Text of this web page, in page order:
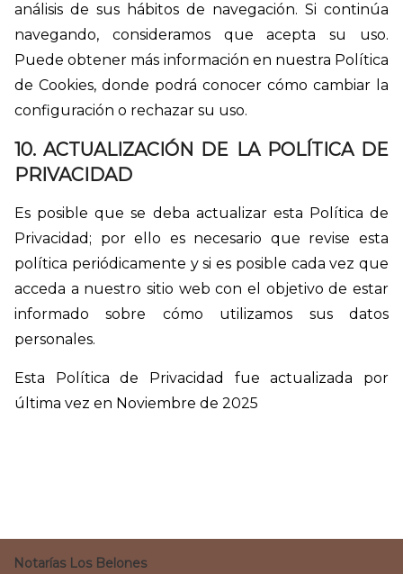
análisis de sus hábitos de navegación. Si continúa
navegando, consideramos que acepta su uso.
Puede obtener más información en nuestra Política
de Cookies, donde podrá conocer cómo cambiar la
configuración o rechazar su uso.
10. ACTUALIZACIÓN DE LA POLÍTICA DE
PRIVACIDAD
Es posible que se deba actualizar esta Política de
Privacidad; por ello es necesario que revise esta
política periódicamente y si es posible cada vez que
acceda a nuestro sitio web con el objetivo de estar
informado sobre cómo utilizamos sus datos
personales.
Esta Política de Privacidad fue actualizada por
última vez en Noviembre de 2025
Notarías Los Belones